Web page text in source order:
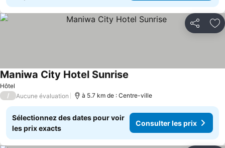
Partager
Hôtel
Maniwa City Hotel Sunrise
/ Aucune évaluation à 5.7 km de : Centre-ville
Sélectionnez des dates pour voir
les prix exacts
Consulter les prix